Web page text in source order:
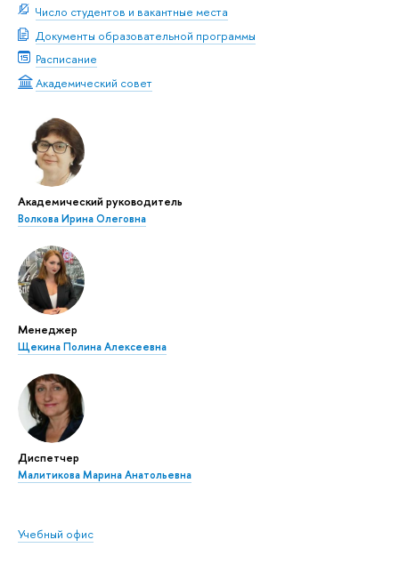
Число студентов и вакантные места
Документы образовательной программы
Расписание
Академический совет
Академический руководитель
Волкова Ирина Олеговна
Менеджер
Щекина Полина Алексеевна
Диспетчер
Малитикова Марина Анатольевна
Учебный офис